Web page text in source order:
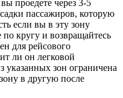
проедете через 3-5
пассажиров, которую
если вы в эту зону
кругу и возвращайтесь
для рейсового
ли он легковой
зон ограничена
в другую после